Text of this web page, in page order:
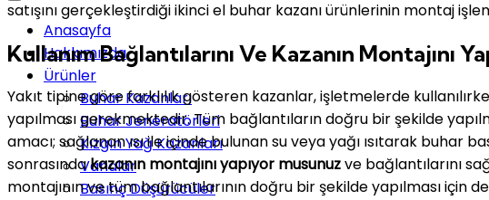
Anasayfa
Hakkımızda
Ürünler
Buhar Kazanları
Buhar Jeneratörleri
Kızgın Yağ Kazanları
Vanalar
Basınç Düşürücüler
satışını gerçekleştirdiği ikinci el buhar kazanı ürünlerinin montaj
Kullanım Bağlantılarını Ve Kazanın Montajını
Yakıt tipine göre farklılık gösteren kazanlar, işletmelerde
yapılması gerekmektedir. Tüm bağlantıların doğru bir şekilde
amacı; sağlanan ısı ile içinde bulunan su veya yağı ısıtarak buhar
sonrasındakazanın montajını yapıyor musunuzve bağlantılarını
montajının ve tüm bağlantılarının doğru bir şekilde yapılması için